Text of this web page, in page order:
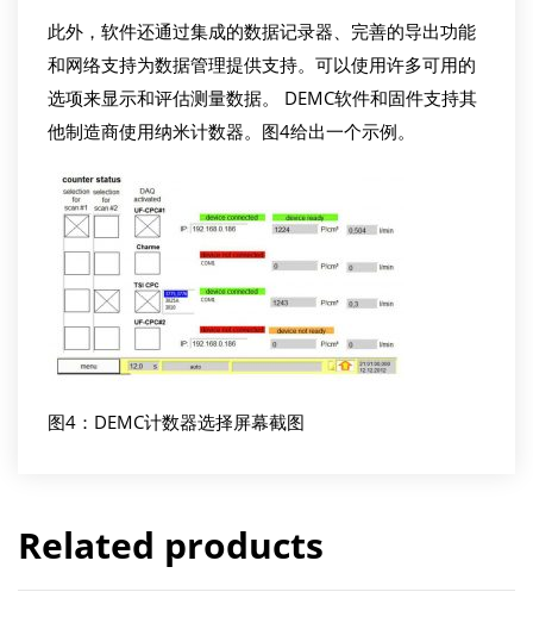
此外，软件还通过集成的数据记录器、完善的导出功能
和网络支持为数据管理提供支持。可以使用许多可用的
选项来显示和评估测量数据。 DEMC软件和固件支持其
他制造商使用纳米计数器。图4给出一个示例。
图4：DEMC计数器选择屏幕截图
Related products